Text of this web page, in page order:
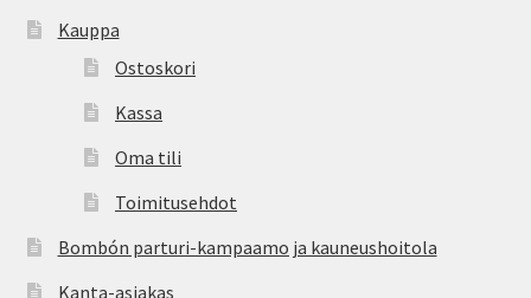
Kauppa
Ostoskori
Kassa
Oma tili
Toimitusehdot
Bombón parturi-kampaamo ja kauneushoitola
Kanta-asiakas